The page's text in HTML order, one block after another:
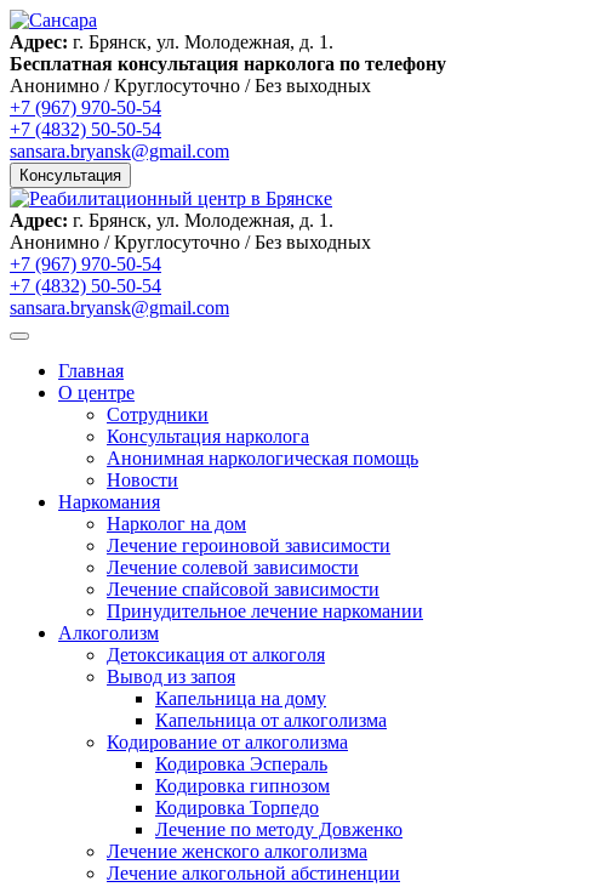
Адрес: г. Брянск, ул. Молодежная, д. 1.
Бесплатная консультация нарколога по телефону
Анонимно / Круглосуточно / Без выходных
+7 (967) 970-50-54
+7 (4832) 50-50-54
sansara.bryansk@gmail.com
Консультация
Адрес: г. Брянск, ул. Молодежная, д. 1.
Анонимно / Круглосуточно / Без выходных
+7 (967) 970-50-54
+7 (4832) 50-50-54
sansara.bryansk@gmail.com
Главная
О центре
Сотрудники
Консультация нарколога
Анонимная наркологическая помощь
Новости
Наркомания
Нарколог на дом
Лечение героиновой зависимости
Лечение солевой зависимости
Лечение спайсовой зависимости
Принудительное лечение наркомании
Алкоголизм
Детоксикация от алкоголя
Вывод из запоя
Капельница на дому
Капельница от алкоголизма
Кодирование от алкоголизма
Кодировка Эспераль
Кодировка гипнозом
Кодировка Торпедо
Лечение по методу Довженко
Лечение женского алкоголизма
Лечение алкогольной абстиненции